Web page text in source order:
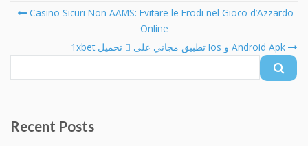
Post navigation
Casino Sicuri Non AAMS: Evitare le Frodi nel Gioco d’Azzardo
Online
1xbet تحميل 󾔥 تطبيق مجاني على Ios و Android Apk
Recent Posts